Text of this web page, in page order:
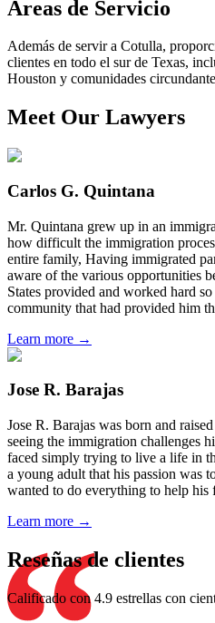
Áreas de Servicio
Además de servir a Cotulla,
clientes en todo el sur de Texas,
Houston y comunidades
Meet Our Lawyers
Carlos G. Quintana
Mr. Quintana grew up in an
how difficult the immigration
entire family, Having immigrated
aware of the various opportunities
States provided and worked hard
community that had provided him
Learn more →
Jose R. Barajas
Jose R. Barajas was born and
seeing the immigration challenges
faced simply trying to live a life in
a young adult that his passion was
wanted to do everything to help his
Learn more →
Reseñas de clientes
Calificado con 4.9 estrellas con